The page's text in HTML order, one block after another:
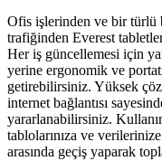
Ofis işlerinden ve bir türlü
trafiğinden Everest
Her iş güncellemesi için
yerine ergonomik ve
getirebilirsiniz. Yüksek
internet bağlantısı
yararlanabilirsiniz.
tablolarınıza ve
arasında geçiş yaparak